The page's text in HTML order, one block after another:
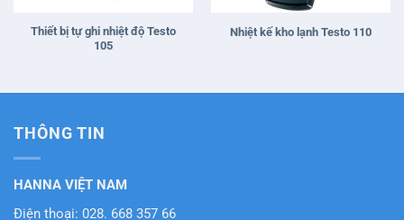
Thiết bị tự ghi nhiệt độ Testo
105
Nhiệt kế kho lạnh Testo 110
THÔNG TIN
HANNA VIỆT NAM
Điện thoại: 028. 668 357 66